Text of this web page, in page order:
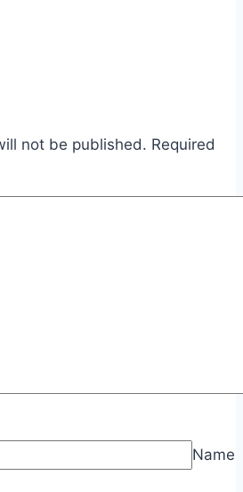
not be published. Required
Name